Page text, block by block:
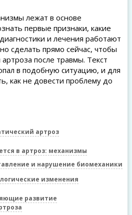
лежат в основе
первые признаки, какие
и лечения работают
сделать прямо сейчас, чтобы
после травмы. Текст
в подобную ситуацию, и для
как не довести проблему до
артроз
в артроз: механизмы
и нарушение биомеханики
изменения
развитие